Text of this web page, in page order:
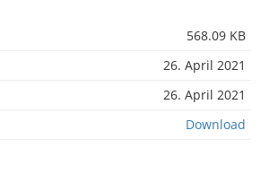
568.09 KB
26. April 2021
26. April 2021
Download